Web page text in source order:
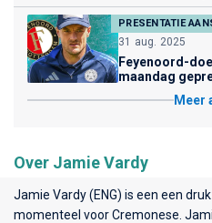
PRESENTATIE
31 aug. 2025
Feyenoord-
maandag
Meer
Over Jamie Vardy
Jamie Vardy (ENG) is een een
momenteel voorCremonese .